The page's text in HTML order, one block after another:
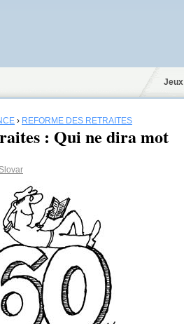
Jeux
› RÉFORME DES RETRAITES
: Qui ne dira mot
Slovar